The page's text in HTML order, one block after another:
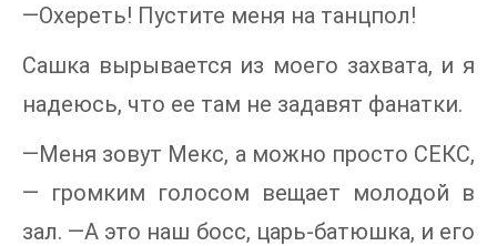
—Охереть! Пустите меня на танцпол!
Сашка вырывается из моего захвата, и я
надеюсь, что ее там не задавят фанатки.
—Меня зовут Мекс, а можно просто СЕКС,
— громким голосом вещает молодой в
зал. —А это наш босс, царь-батюшка, и его